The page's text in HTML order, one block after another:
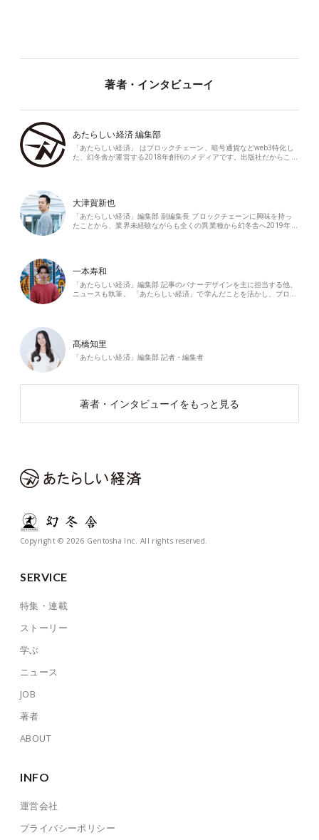
著者・インタビューイ
あたらしい経済 編集部
「あたらしい経済」 はブロックチェーン、暗号通貨などweb3特化し
た、幻冬舎が運営する2018年創刊のメディアです。出版社だからこ…
大津賀新也
「あたらしい経済」編集部 副編集長 ブロックチェーンに興味を持っ
たことから、業界未経験ながらも全くの異業種から幻冬舎へ2019年…
一本寿和
「あたらしい経済」編集部 記事のバナーデザインを主に担当する他、
ニュースも執筆。 「あたらしい経済」で学んだことを活かし、ブロ…
髙橋知里
「あたらしい経済」編集部 記者・編集者
著者・インタビューイをもっと見る
Copyright © 2026 Gentosha Inc. All rights reserved.
SERVICE
特集・連載
ストーリー
学ぶ
ニュース
JOB
著者
ABOUT
INFO
運営会社
プライバシーポリシー